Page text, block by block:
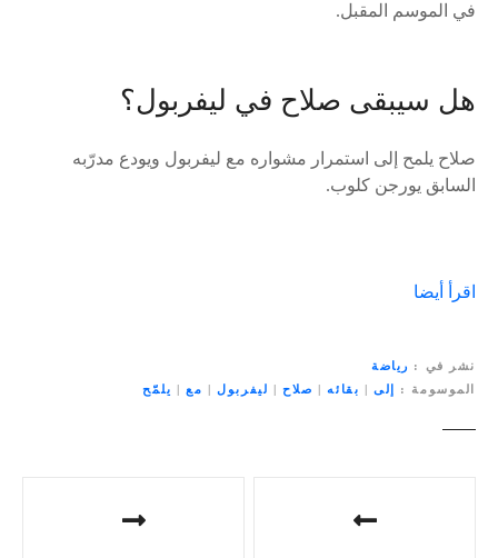
في الموسم المقبل.
هل سيبقى صلاح في ليفربول؟
صلاح يلمح إلى استمرار مشواره مع ليفربول ويودع مدرّبه
السابق يورجن كلوب.
اقرأ أيضا
نشر في
رياضة
الموسومة
إلى| بقائه| صلاح| ليفربول| مع| يلمّح